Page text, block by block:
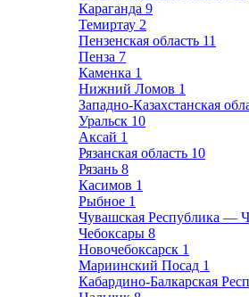
Караганда 9
Темиртау 2
Пензенская область 11
Пенза 7
Каменка 1
Нижний Ломов 1
Западно-Казахстанская
Уральск 10
Аксай 1
Рязанская область 10
Рязань 8
Касимов 1
Рыбное 1
Чувашская Республика —
Чебоксары 8
Новочебоксарск 1
Мариинский Посад 1
Кабардино-Балкарская